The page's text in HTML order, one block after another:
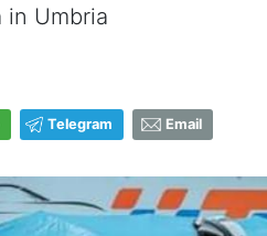
in Umbria
Telegram Email